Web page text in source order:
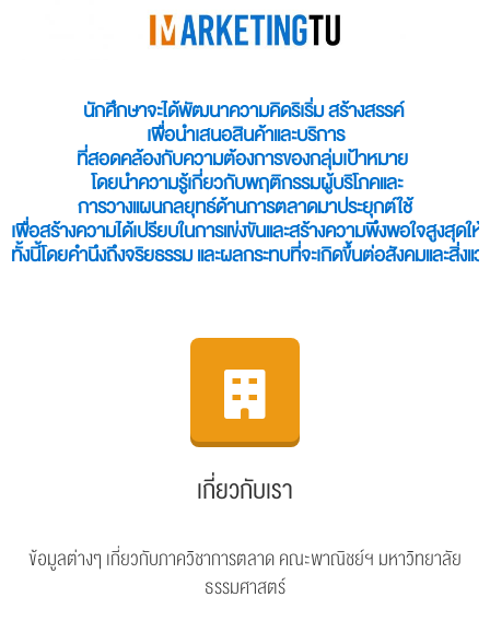
นักศึกษาจะได้พัฒนาความคิดริเริ่ม สร้างสรรค์
เพื่อนำเสนอสินค้าและบริการ
ที่สอดคล้องกับความต้องการของกลุ่มเป้าหมาย
โดยนำความรู้เกี่ยวกับพฤติกรรมผู้บริโภคและ
การวางแผนกลยุทธ์ด้านการตลาดมาประยุกต์ใช้
เพื่อสร้างความได้เปรียบในการแข่งขันและสร้างความพึงพอใจสูงสุด
ทั้งนี้โดยคำนึงถึงจริยธรรม และผลกระทบที่จะเกิดขึ้นต่อสังคมและสิ่งแ
เกี่ยวกับเรา
ข้อมูลต่างๆ เกี่ยวกับภาควิชาการตลาดคณะพาณิชย์ฯ มหาวิทยาลัย
ธรรมศาสตร์